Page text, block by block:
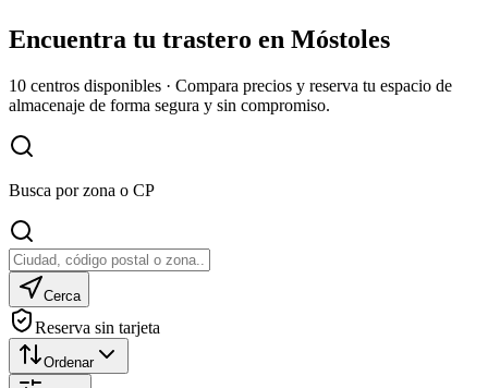
Encuentra tu trastero en Móstoles
10 centros disponibles · Compara precios y reserva tu espacio de
almacenaje de forma segura y sin compromiso.
Busca por zona o CP
Cerca
Reserva sin tarjeta
Ordenar